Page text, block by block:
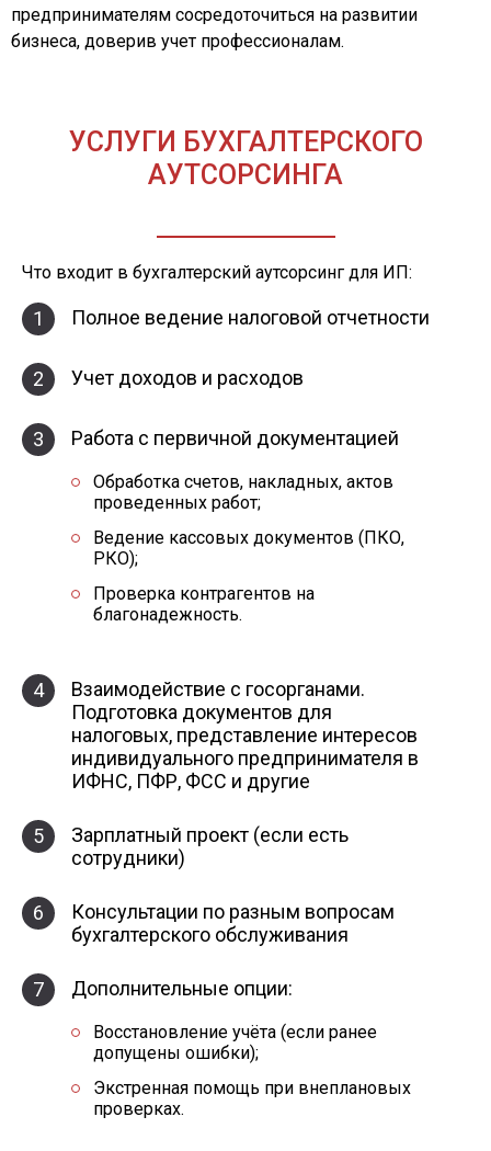
предпринимателям сосредоточиться на развитии
бизнеса, доверив учет профессионалам.
УСЛУГИ БУХГАЛТЕРСКОГО
АУТСОРСИНГА
Что входит в бухгалтерский аутсорсинг для ИП:
1 Полное ведение налоговой отчетности
2 Учет доходов и расходов
3 Работа с первичной документацией
Обработка счетов, накладных, актов
проведенных работ;
Ведение кассовых документов (ПКО,
РКО);
Проверка контрагентов на
благонадежность.
4
Взаимодействие с госорганами.
Подготовка документов для
налоговых, представление интересов
индивидуального предпринимателя в
ИФНС, ПФР, ФСС и другие
5
Зарплатный проект (если есть
сотрудники)
6
Консультации по разным вопросам
бухгалтерского обслуживания
7 Дополнительные опции:
Восстановление учёта (если ранее
допущены ошибки);
Экстренная помощь при внеплановых
проверках.